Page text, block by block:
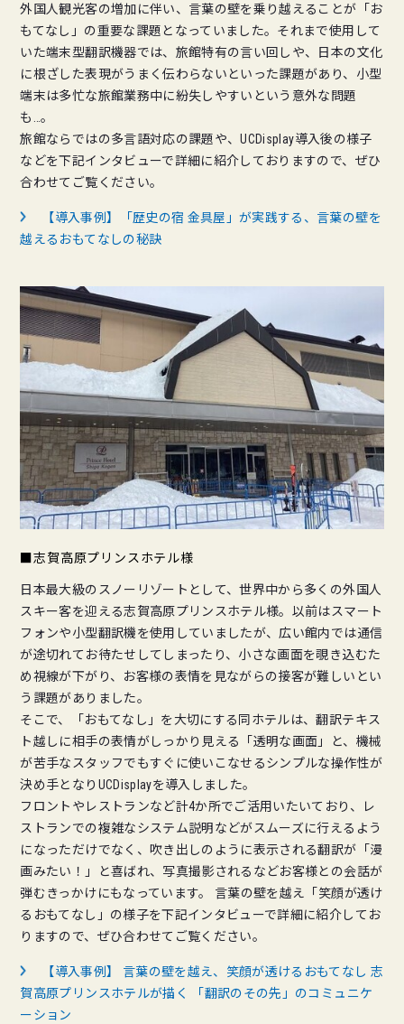
外国人観光客の増加に伴い、言葉の壁を乗り越えることが「お
もてなし」の重要な課題となっていました。それまで使用して
いた端末型翻訳機器では、旅館特有の言い回しや、日本の文化
に根ざした表現がうまく伝わらないといった課題があり、小型
端末は多忙な旅館業務中に紛失しやすいという意外な問題
も…。
旅館ならではの多言語対応の課題や、UCDisplay導入後の様子
などを下記インタビューで詳細に紹介しておりますので、ぜひ
合わせてご覧ください。
【導入事例】「歴史の宿 金具屋」が実践する、言葉の壁を
越えるおもてなしの秘訣
■志賀高原プリンスホテル様
日本最大級のスノーリゾートとして、世界中から多くの外国人
スキー客を迎える志賀高原プリンスホテル様。以前はスマート
フォンや小型翻訳機を使用していましたが、広い館内では通信
が途切れてお待たせしてしまったり、小さな画面を覗き込むた
め視線が下がり、お客様の表情を見ながらの接客が難しいとい
う課題がありました。
そこで、「おもてなし」を大切にする同ホテルは、翻訳テキス
ト越しに相手の表情がしっかり見える「透明な画面」と、機械
が苦手なスタッフでもすぐに使いこなせるシンプルな操作性が
決め手となりUCDisplayを導入しました。
フロントやレストランなど計4か所でご活用いたいており、レ
ストランでの複雑なシステム説明などがスムーズに行えるよう
になっただけでなく、吹き出しのように表示される翻訳が「漫
画みたい！」と喜ばれ、写真撮影されるなどお客様との会話が
弾むきっかけにもなっています。 言葉の壁を越え「笑顔が透け
るおもてなし」の様子を下記インタビューで詳細に紹介してお
りますので、ぜひ合わせてご覧ください。
【導入事例】 言葉の壁を越え、笑顔が透けるおもてなし 志
賀高原プリンスホテルが描く 「翻訳のその先」のコミュニケ
ーション